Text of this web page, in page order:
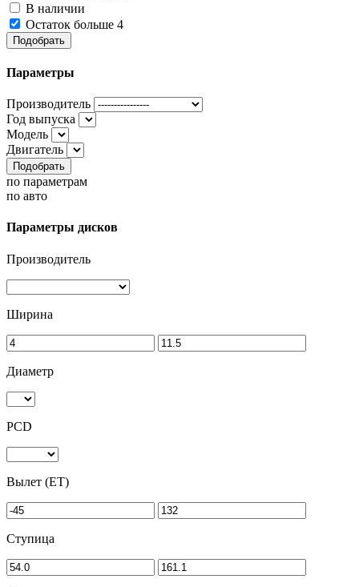
В наличии
Остаток больше 4
Подобрать
Параметры
Производитель
Год выпуска
Модель
Двигатель
Подобрать
по параметрам
по авто
Параметры дисков
Производитель
Ширина
Диаметр
PCD
Вылет (ET)
Ступица